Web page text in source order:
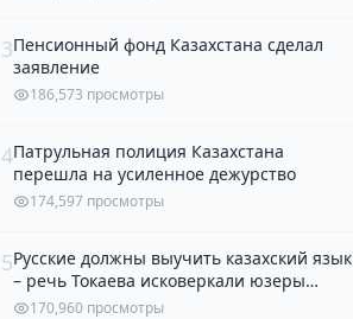
3Пенсионный фонд Казахстана сделал
заявление
186,573 просмотры
4Патрульная полиция Казахстана
перешла на усиленное дежурство
174,597 просмотры
5Русские должны выучить казахский язык
– речь Токаева исковеркали юзеры
Казнета
170,960 просмотры